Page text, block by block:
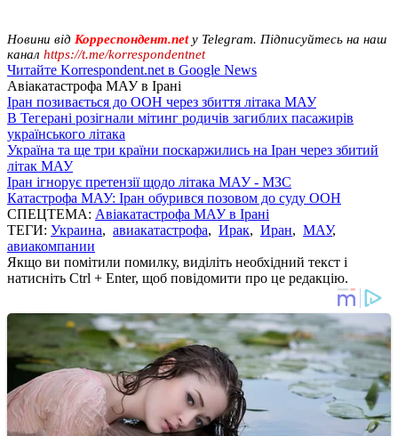
Новини від Корреспондент.netу Telegram. Підписуйтесь на наш
канал https://t.me/korrespondentnet
Читайте Korrespondent.net в Google News
Авіакатастрофа МАУ в Ірані
Іран позивається до ООН через збиття літака МАУ
В Тегерані розігнали мітинг родичів загиблих пасажирів
українського літака
Україна та ще три країни поскаржились на Іран через збитий
літак МАУ
Іран ігнорує претензії щодо літака МАУ - МЗС
Катастрофа МАУ: Іран обурився позовом до суду ООН
СПЕЦТЕМА: Авіакатастрофа МАУ в Ірані
ТЕГИ: Украина, авиакатастрофа, Ирак, Иран, МАУ,
авиакомпании
Якщо ви помітили помилку, виділіть необхідний текст і
натисніть Ctrl + Enter, щоб повідомити про це редакцію.